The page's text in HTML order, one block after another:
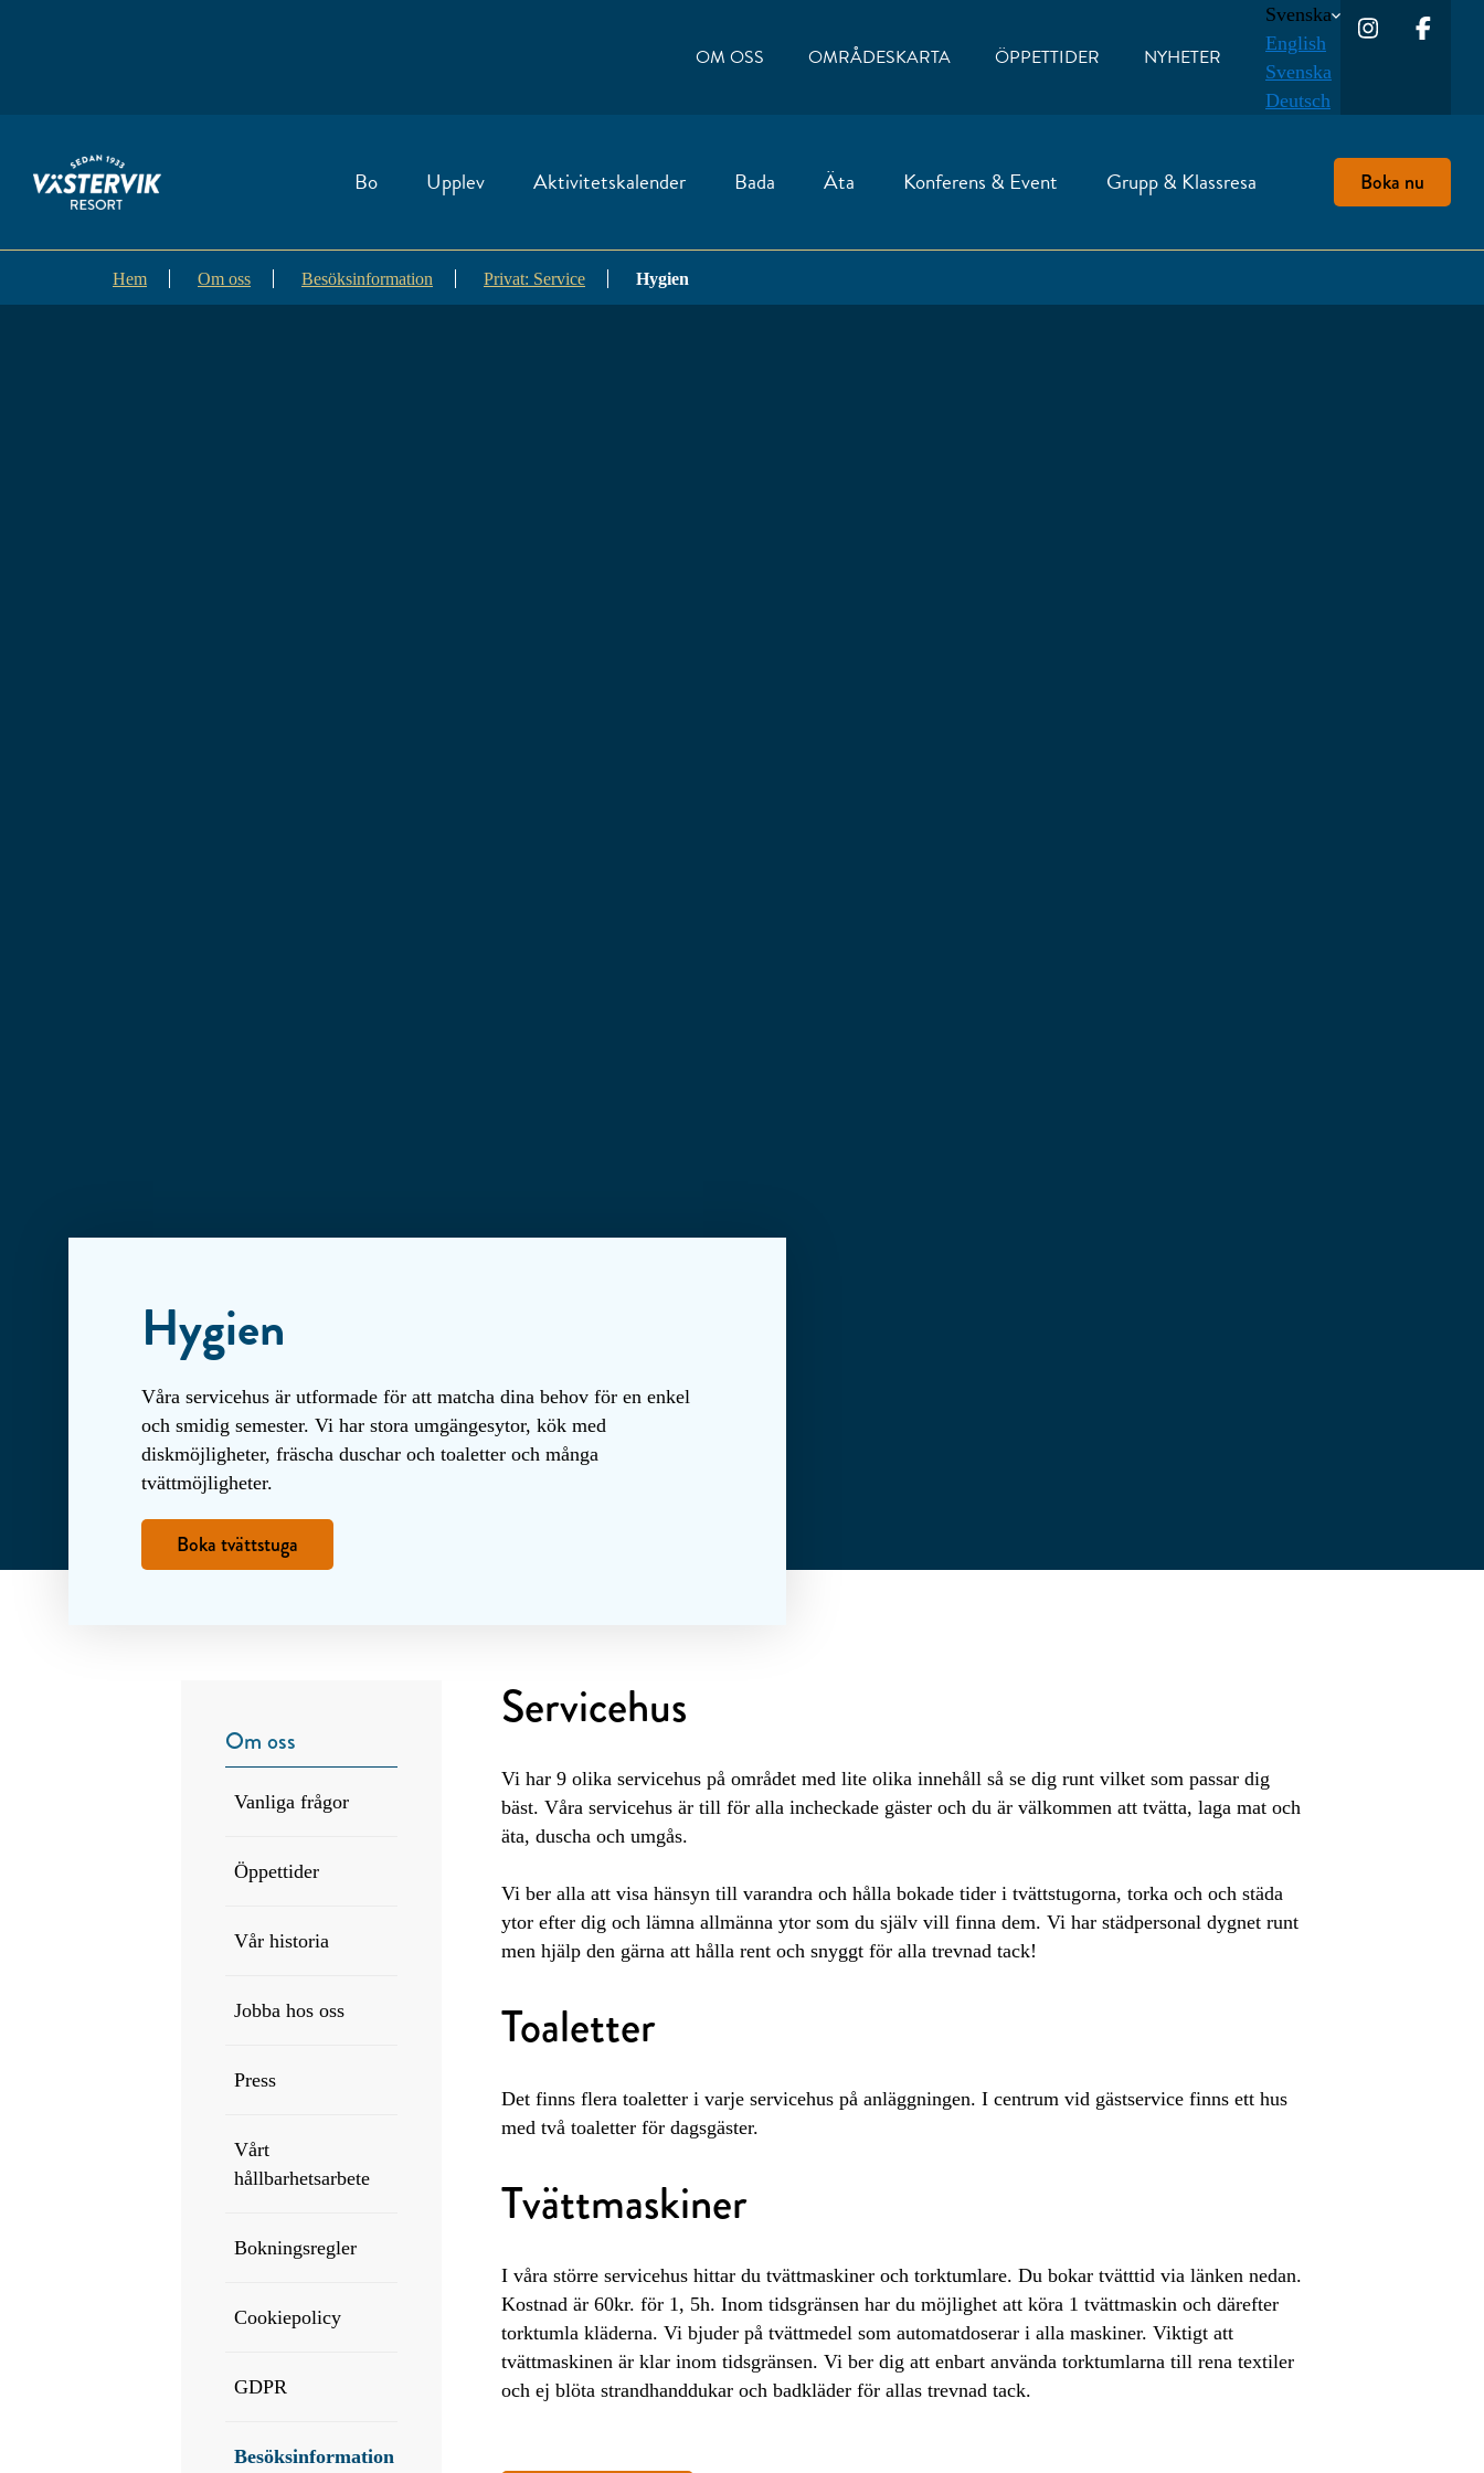
OM OSS OMRÅDESKARTA ÖPPETTIDER NYHETER
Svenska
English
Svenska
Deutsch
Bo Upplev Aktivitetskalender Bada Äta Konferens & Event Grupp & Klassresa Boka nu
Hem Om oss Besöksinformation Privat: Service Hygien
Hygien
Våra servicehus är utformade för att matcha dina behov för en enkel
och smidig semester. Vi har stora umgängesytor, kök med
diskmöjligheter, fräscha duschar och toaletter och många
tvättmöjligheter.
Boka tvättstuga
Om oss
Vanliga frågor
Öppettider
Vår historia
Jobba hos oss
Press
Vårt
hållbarhetsarbete
Bokningsregler
Cookiepolicy
GDPR
Besöksinformation
Servicehus
Vi har 9 olika servicehus på området med lite olika innehåll så se dig runt vilket som passar dig
bäst. Våra servicehus är till för alla incheckade gäster och du är välkommen att tvätta, laga mat och
äta, duscha och umgås.
Vi ber alla att visa hänsyn till varandra och hålla bokade tider i tvättstugorna, torka och och städa
ytor efter dig och lämna allmänna ytor som du själv vill finna dem. Vi har städpersonal dygnet runt
men hjälp den gärna att hålla rent och snyggt för alla trevnad tack!
Toaletter
Det finns flera toaletter i varje servicehus på anläggningen. I centrum vid gästservice finns ett hus
med två toaletter för dagsgäster.
Tvättmaskiner
I våra större servicehus hittar du tvättmaskiner och torktumlare. Du bokar tvätttid via länken nedan.
Kostnad är 60kr. för 1, 5h. Inom tidsgränsen har du möjlighet att köra 1 tvättmaskin och därefter
torktumla kläderna. Vi bjuder på tvättmedel som automatdoserar i alla maskiner. Viktigt att
tvättmaskinen är klar inom tidsgränsen. Vi ber dig att enbart använda torktumlarna till rena textiler
och ej blöta strandhanddukar och badkläder för allas trevnad tack.